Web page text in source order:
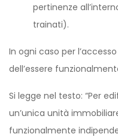
pertinenze
trainati).
In ogni caso per
dell’essere
Si legge nel testo: “Per
un’unica unità
funzionalmente